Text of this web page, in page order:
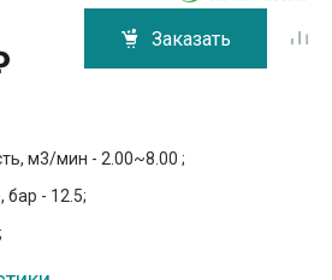
Заказать
м3/мин - 2.00~8.00 ;
бар - 12.5;